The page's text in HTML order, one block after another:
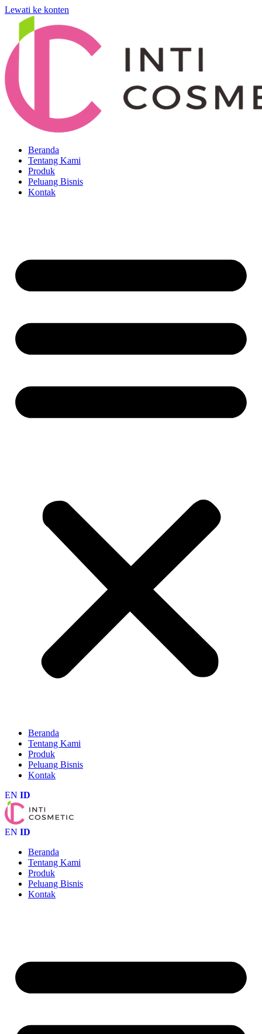
Lewati ke konten
Beranda
Tentang Kami
Produk
Peluang Bisnis
Kontak
Beranda
Tentang Kami
Produk
Peluang Bisnis
Kontak
EN ID
EN ID
Beranda
Tentang Kami
Produk
Peluang Bisnis
Kontak